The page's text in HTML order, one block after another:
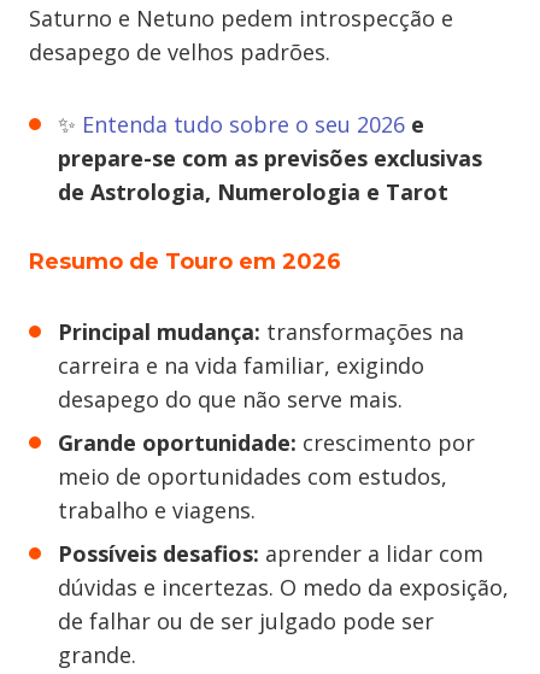
Saturno e Netuno pedem introspecção e
desapego de velhos padrões.
✨ Entenda tudo sobre o seu 2026 e
prepare-se com as previsões exclusivas
de Astrologia, Numerologia e Tarot
Resumo de Touro em 2026
Principal mudança: transformações na
carreira e na vida familiar, exigindo
desapego do que não serve mais.
Grande oportunidade: crescimento por
meio de oportunidades com estudos,
trabalho e viagens.
Possíveis desafios: aprender a lidar com
dúvidas e incertezas. O medo da exposição,
de falhar ou de ser julgado pode ser
grande.